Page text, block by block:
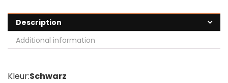
Description
Additional information
Kleur:Schwarz